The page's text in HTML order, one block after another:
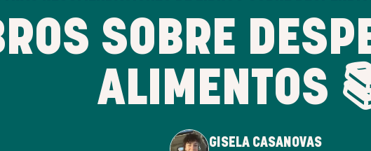
SOBRE
ALIMENTOS
GISELA CASANOVAS